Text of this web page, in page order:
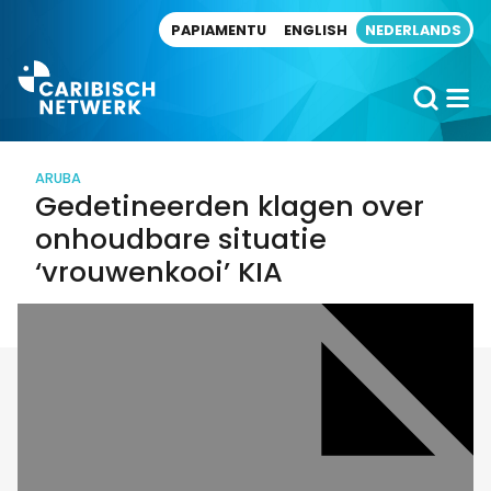
PAPIAMENTU ENGLISH NEDERLANDS
ARUBA
Gedetineerden klagen over
onhoudbare situatie
‘vrouwenkooi’ KIA